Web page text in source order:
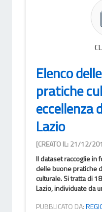
Elenco
pratiche
eccellenza
Lazio
[CREATO IL: 21/12/
Il dataset raccoglie in
delle buone pratiche
culturale. Si tratta di
Lazio, individuate da
PUBBLICATO DA: